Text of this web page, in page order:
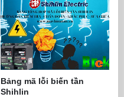
Bảng mã lỗi biến tần
Shihlin